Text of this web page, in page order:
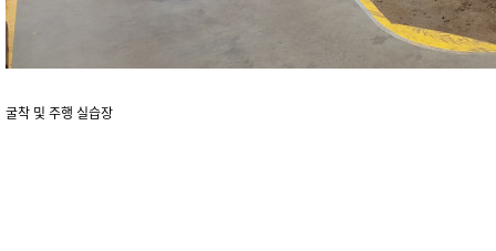
굴착 및 주행 실습장